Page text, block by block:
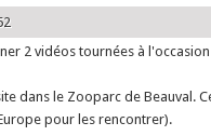
2 vidéos tournées à
dans le Zooparc de Beauval.
pour les rencontrer).